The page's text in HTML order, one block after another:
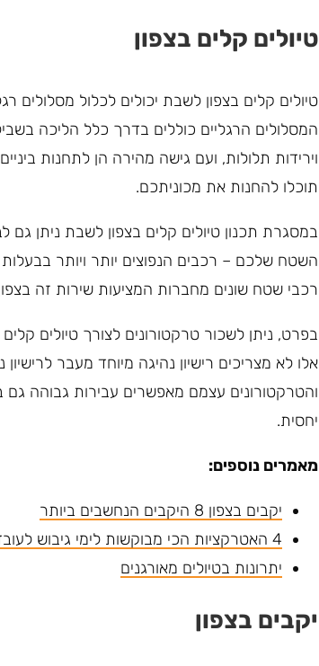
טיולים קלים בצפון
טיולים קלים בצפון לשבת יכולים לכלול מסלולים
המסלולים הרגליים כוללים בדרך כלל הליכה
וירידות תלולות, ועם גישה מהירה הן לתחנות
תוכלו להחנות את מכוניתכם.
במסגרת תכנון טיולים קלים בצפון לשבת ניתן גם
השטח שלכם – רכבים הנפוצים יותר ויותר
רכבי שטח שונים מחברות המציעות שירות זה
בפרט, ניתן לשכור טרקטורונים לצורך טיולים
אלו לא מצריכים רישיון נהיגה מיוחד מעבר
והטרקטורונים עצמם מאפשרים עבירות גבוהה
יחסית.
מאמרים נוספים:
יקבים בצפון 8 היקבים הנחשבים ביותר
4 האטרקציות הכי מבוקשות לימי גיבוש לעובדים
יתרונות בטיולים מאורגנים
יקבים בצפון